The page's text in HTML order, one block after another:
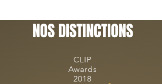
NOS DISTINCTIONS
CLIP
Awards
2018